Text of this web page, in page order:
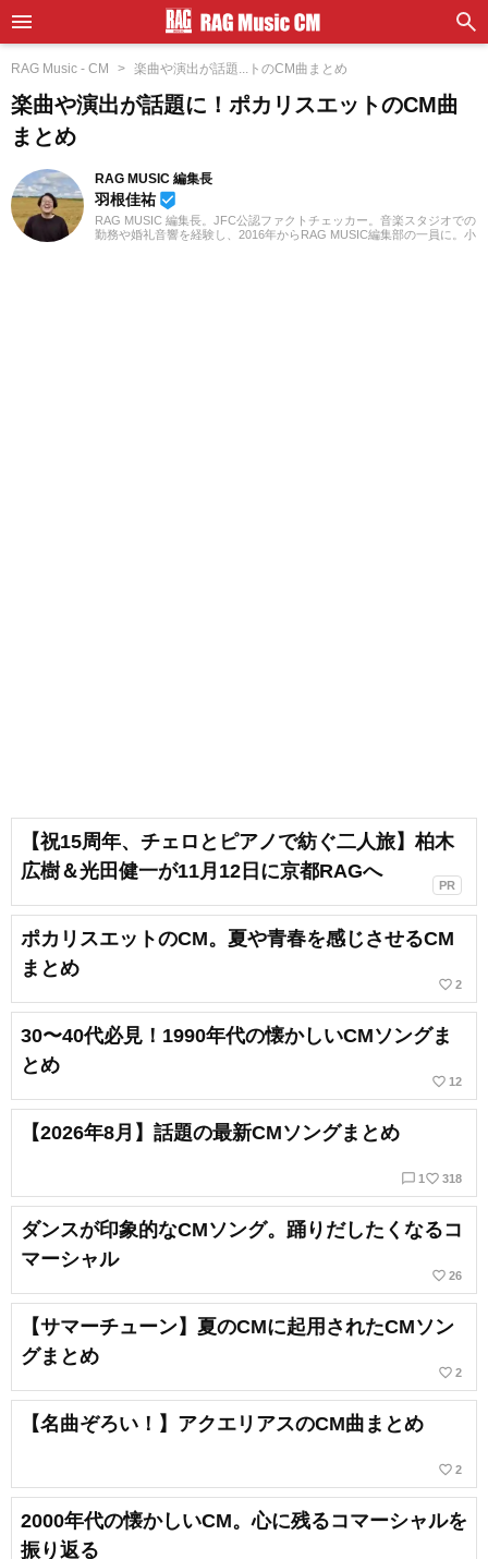
RAG Music - CM 楽曲や演出が話題...トのCM曲まとめ
楽曲や演出が話題に！ポカリスエットのCM曲
まとめ
RAG MUSIC 編集長
羽根佳祐 beenhere
RAG MUSIC 編集長。JFC公認ファクトチェッカー。音楽スタジオでの
勤務や婚礼音響を経験し、2016年からRAG MUSIC編集部の一員に。小
【祝15周年、チェロとピアノで紡ぐ二人旅】柏木
広樹＆光田健一が11月12日に京都RAGへ
PR
ポカリスエットのCM。夏や青春を感じさせるCM
まとめ
favorite_border 2
30〜40代必見！1990年代の懐かしいCMソングま
とめ
favorite_border 12
【2026年8月】話題の最新CMソングまとめ
chat_bubble_outline 1 favorite_border 318
ダンスが印象的なCMソング。踊りだしたくなるコ
マーシャル
favorite_border 26
【サマーチューン】夏のCMに起用されたCMソン
グまとめ
favorite_border 2
【名曲ぞろい！】アクエリアスのCM曲まとめ
favorite_border 2
2000年代の懐かしいCM。心に残るコマーシャルを
振り返る